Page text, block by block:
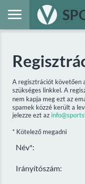
A regisztrációt követően
szükséges linkkel. A
nem kapja meg ezt az
spamek közzé került a
jelezze ezt az
* Kötelező megadni
Név*:
Irányítószám: